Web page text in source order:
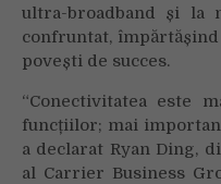
ultra-broadband și la
confruntat,
povești de succes.
“Conectivitatea este
funcțiilor; mai
a declarat Ryan Ding,
al Carrier Business